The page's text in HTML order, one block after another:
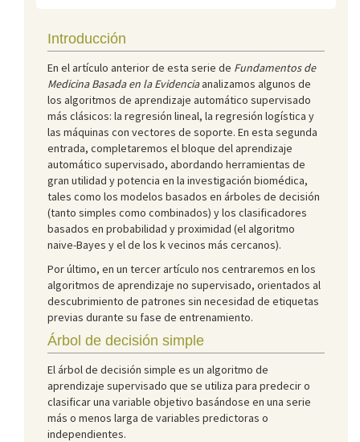
Introducción
En el artículo anterior de esta serie de Fundamentos de
Medicina Basada en la Evidenciaanalizamos algunos de
los algoritmos de aprendizaje automático supervisado
más clásicos: la regresión lineal, la regresión logística y
las máquinas con vectores de soporte. En esta segunda
entrada, completaremos el bloque del aprendizaje
automático supervisado, abordando herramientas de
gran utilidad y potencia en la investigación biomédica,
tales como los modelos basados en árboles de decisión
(tanto simples como combinados) y los clasificadores
basados en probabilidad y proximidad (el algoritmo
naive-Bayes y el de los k vecinos más cercanos).
Por último, en un tercer artículo nos centraremos en los
algoritmos de aprendizaje no supervisado, orientados al
descubrimiento de patrones sin necesidad de etiquetas
previas durante su fase de entrenamiento.
Árbol de decisión simple
El árbol de decisión simple es un algoritmo de
aprendizaje supervisado que se utiliza para predecir o
clasificar una variable objetivo basándose en una serie
más o menos larga de variables predictoras o
independientes.